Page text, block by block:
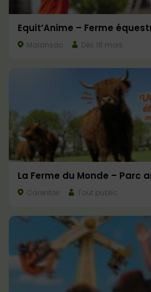
Equit’Anime – Ferme
Malansac Dès 18 mois
La Ferme du Monde – Parc
Carentoir Tout public